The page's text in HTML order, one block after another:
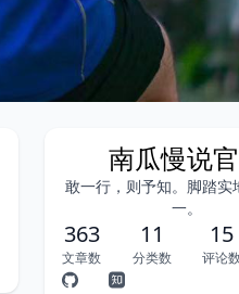
南瓜慢说
敢一行，则予知。脚踏实
一。
363
文章数
11
分类数
15
评论